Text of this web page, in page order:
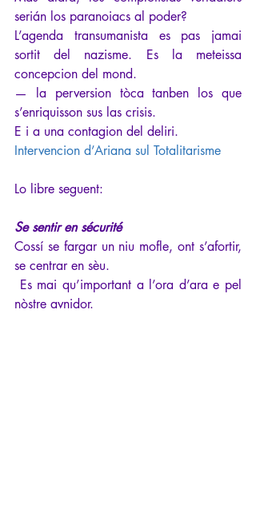
serián los paranoiacs al poder?
L’agenda transumanista es pas jamai
sortit del nazisme. Es la meteissa
concepcion del mond.
— la perversion tòca tanben los que
s’enriquisson sus las crisis.
E i a una contagion del deliri.
Intervencion d’Ariana sul Totalitarisme
Lo libre seguent:
Se sentir en sécurité
Cossí se fargar un niu mofle, ont s’afortir,
se centrar en sèu.
nòstre avnidor.